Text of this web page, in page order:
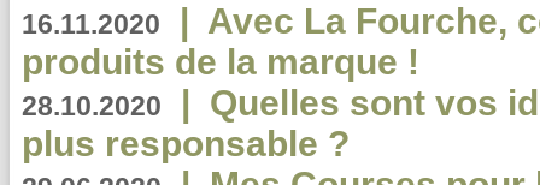
16.11.2020 | Avec La Fourche,
produits de la marque !
28.10.2020 | Quelles sont vos
plus responsable ?